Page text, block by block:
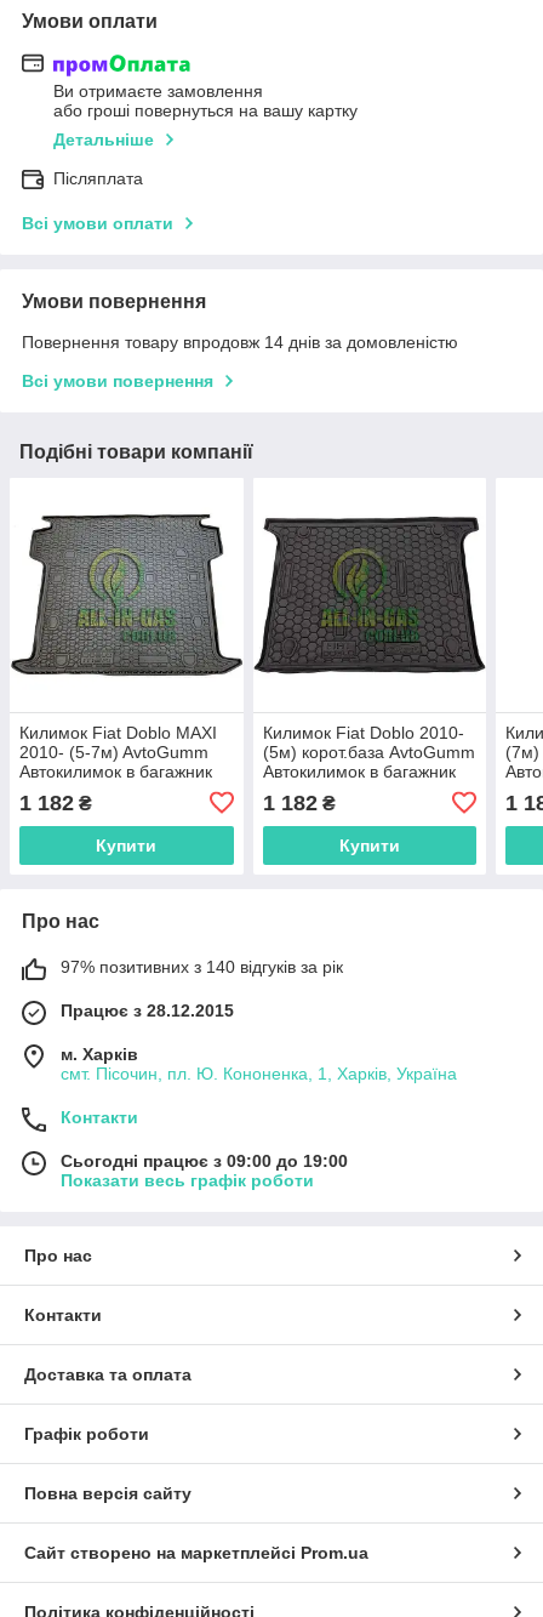
Умови оплати
Ви отримаєте замовлення
або гроші повернуться на вашу картку
Детальніше
Післяплата
Всі умови оплати
Умови повернення
Повернення товару впродовж 14 днів за домовленістю
Всі умови повернення
Подібні товари компанії
Килимок Fiat Doblo MAXI
2010- (5-7м) AvtoGumm
Автокилимок в багажник
1 182 ₴
Купити
Килимок Fiat Doblo 2010-
(5м) корот.база AvtoGumm
Автокилимок в багажник
1 182₴
Купити
(7м)
1
Про нас
97% позитивних з 140 відгуків за рік
Працює з 28.12.2015
м. Харків
смт. Пісочин, пл. Ю. Кононенка, 1, Харків, Україна
Контакти
Сьогодні працює з 09:00 до 19:00
Показати весь графік роботи
Про нас
Контакти
Доставка та оплата
Графік роботи
Повна версія сайту
Сайт створено на маркетплейсі Prom.ua
Політика конфіденційності